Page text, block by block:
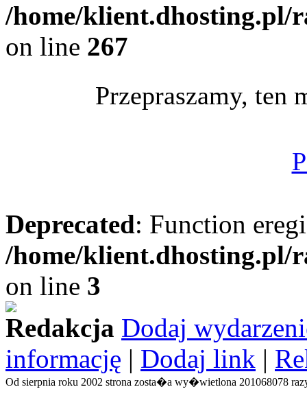
/home/klient.dhosting.pl/
on line 267
Przepraszamy,
Deprecated: Function
/home/
on line 3
Redakcja Dodaj
informację | Dodaj link |
Od sierpnia roku 2002 strona zosta�a wy�wietlona 201068078